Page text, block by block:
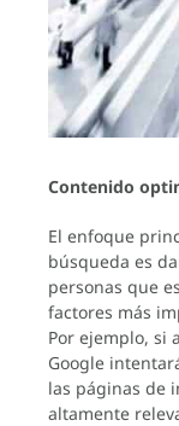
Contenido
El enfoque
búsqueda es
personas que
factores más
Por ejemplo, si
Google
las páginas de
altamente